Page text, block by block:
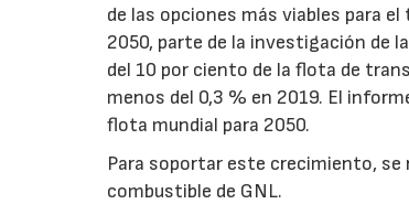
de las opciones más viables para
2050, parte de la investigación de
del 10 por ciento de la flota de
menos del 0,3 % en 2019. El
flota mundial para 2050.
Para soportar este crecimiento,
combustible de GNL.